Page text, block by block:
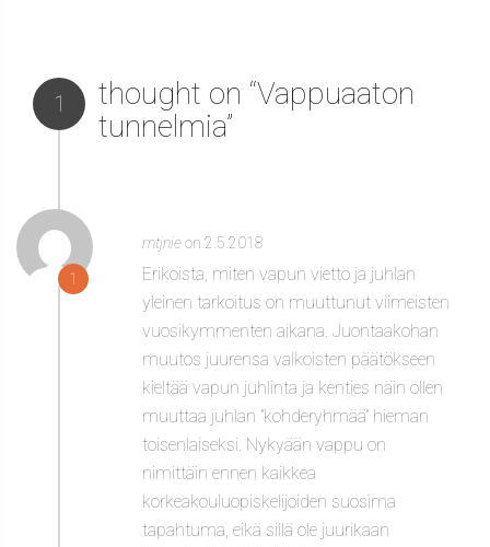
1
thought on “Vappuaaton
tunnelmia”
1
mtjnieon 2.5.2018
Erikoista, miten vapun vietto ja juhlan
yleinen tarkoitus on muuttunut viimeisten
vuosikymmenten aikana. Juontaakohan
muutos juurensa valkoisten päätökseen
kieltää vapun juhlinta ja kenties näin ollen
muuttaa juhlan ”kohderyhmää” hieman
toisenlaiseksi. Nykyään vappu on
nimittäin ennen kaikkea
korkeakouluopiskelijoiden suosima
tapahtuma, eikä sillä ole juurikaan